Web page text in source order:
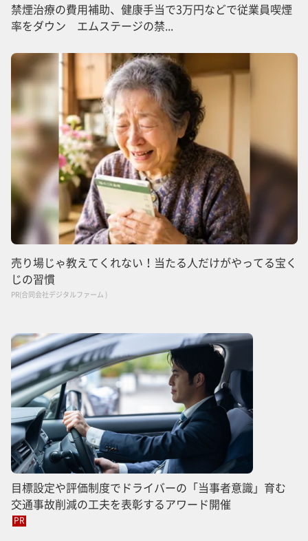
禁煙治療の費用補助、健康手当で3万円などで従業員喫煙
率をダウン エムステージの禁...
売り場じゃ教えてくれない！当たる人だけがやってる宝く
じの習慣
PR(合同会社デジタルファーム )
目標設定や評価制度でドライバーの「当事者意識」育む
交通事故削減の工夫を表彰するアワード開催
PR